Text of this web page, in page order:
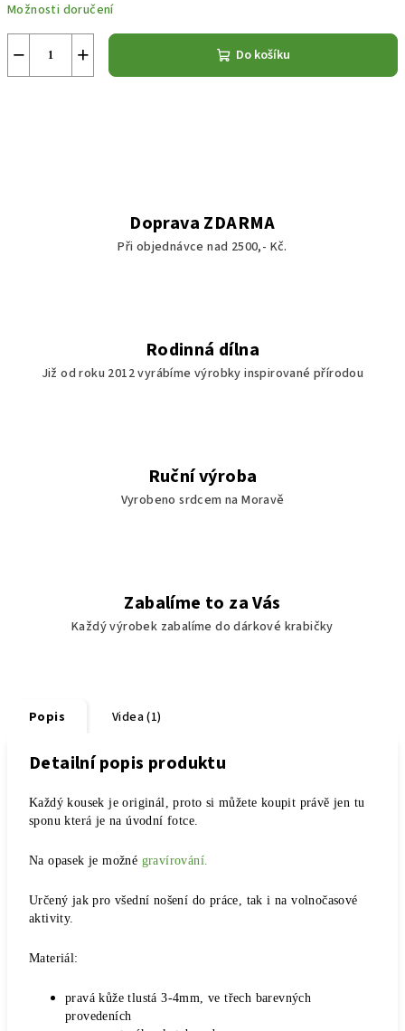
Možnosti doručení
+
− Do košíku
Doprava ZDARMA
Při objednávce nad 2500,- Kč.
Rodinná dílna
Již od roku 2012 vyrábíme výrobky inspirované přírodou
Ruční výroba
Vyrobeno srdcem na Moravě
Zabalíme to za Vás
Každý výrobek zabalíme do dárkové krabičky
Popis Videa (1)
Detailní popis produktu
Každý kousek je originál, proto si můžete koupit právě jen tu
sponu která je na úvodní fotce.
Na opasek je možné gravírování.
Určený jak pro všední nošení do práce, tak i na volnočasové
aktivity.
Materiál:
pravá kůže tlustá 3-4mm, ve třech barevných
provedeních